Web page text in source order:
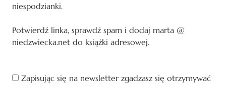
niespodzianki.
Potwierdź linka, sprawdź spam i dodaj marta @
niedzwiecka.net do książki adresowej.
Zapisując się na newsletter zgadzasz się otrzymywać